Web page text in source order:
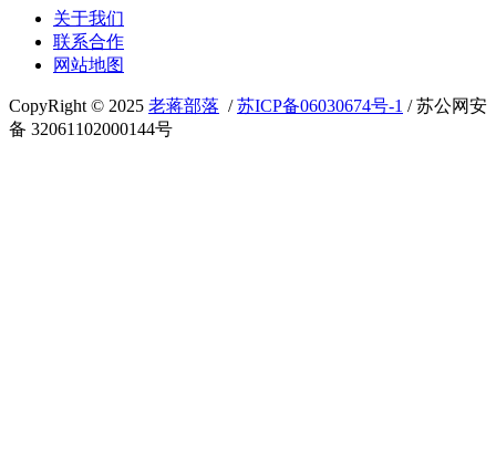
关于我们
联系合作
网站地图
CopyRight © 2025 老蒋部落 /苏ICP备06030674号-1 / 苏公网安
备 32061102000144号